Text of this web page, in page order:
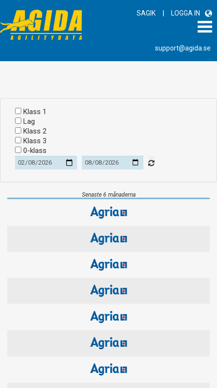
SAGIK | LOGGA IN
support@agida.se
Klass 1
Lag
Klass 2
Klass 3
0-klass
Senaste 6 månaderna